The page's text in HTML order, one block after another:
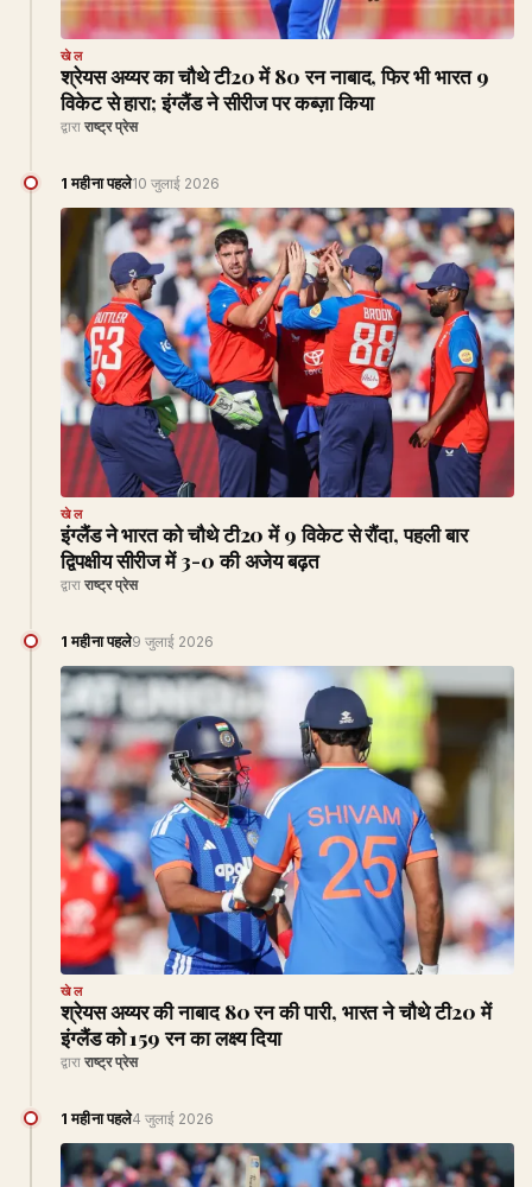
खेल
श्रेयस अय्यर का चौथे टी20 में 80 रन नाबाद, फिर भी भारत 9
विकेट से हारा; इंग्लैंड ने सीरीज पर कब्ज़ा किया
द्वारा राष्ट्र प्रेस
1 महीना पहले10 जुलाई 2026
खेल
इंग्लैंड ने भारत को चौथे टी20 में 9 विकेट से रौंदा, पहली बार
द्विपक्षीय सीरीज में 3-0 की अजेय बढ़त
द्वारा राष्ट्र प्रेस
1 महीना पहले9 जुलाई 2026
खेल
श्रेयस अय्यर की नाबाद 80 रन की पारी, भारत ने चौथे टी20 में
इंग्लैंड को 159 रन का लक्ष्य दिया
द्वारा राष्ट्र प्रेस
1 महीना पहले4 जुलाई 2026